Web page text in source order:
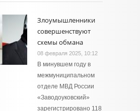
Злоумышленники
совершенствуют
схемы обмана
08 февраля 2025, 10:12
В минувшем году в
межмуниципальном
отделе МВД России
«Заводоуковский»
зарегистрировано 118